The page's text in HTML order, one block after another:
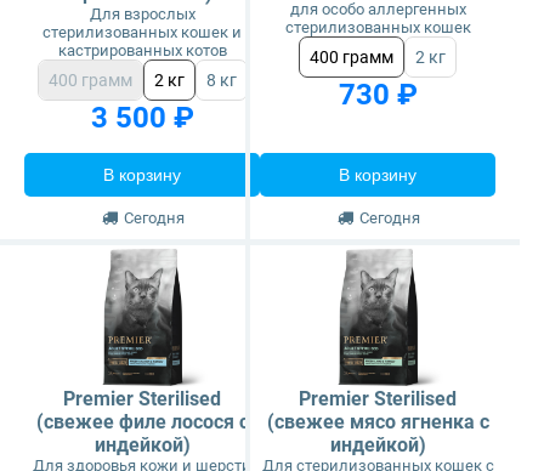
Для взрослых
стерилизованных кошек и
кастрированных котов
400 грамм 2 кг 8 кг
3 500 ₽
В корзину
Сегодня
для особо аллергенных
стерилизованных кошек
400 грамм 2 кг
730 ₽
В корзину
Сегодня
Premier Sterilised
(свежее филе лосося с
индейкой)
Для здоровья кожи и шерсти
Premier Sterilised
(свежее мясо ягненка с
индейкой)
Для стерилизованных кошек с